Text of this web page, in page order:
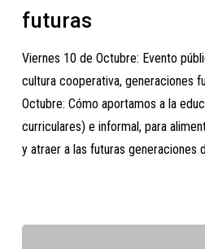
la
y
las
generaciones
futuras
futuras
Viernes 10 de Octubre: Evento
cultura cooperativa, generaciones
Octubre: Cómo aportamos a la
curriculares) e informal, para
y atraer a las futuras generaciones